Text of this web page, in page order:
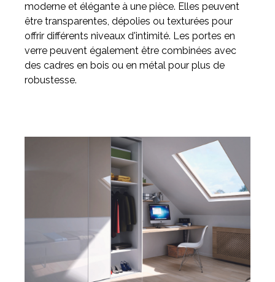
moderne et élégante à une pièce. Elles peuvent
être transparentes, dépolies ou texturées pour
offrir différents niveaux d'intimité. Les portes en
verre peuvent également être combinées avec
des cadres en bois ou en métal pour plus de
robustesse.